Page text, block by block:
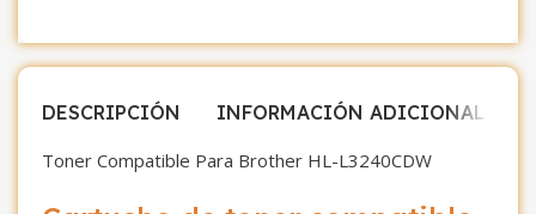
DESCRIPCIÓN INFORMACIÓN ADICIONAL
Toner Compatible Para Brother HL-L3240CDW